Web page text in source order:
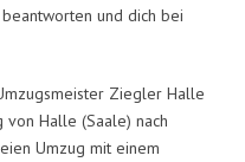
und dich bei
Ziegler Halle
Halle (Saale) nach
Umzug mit einem